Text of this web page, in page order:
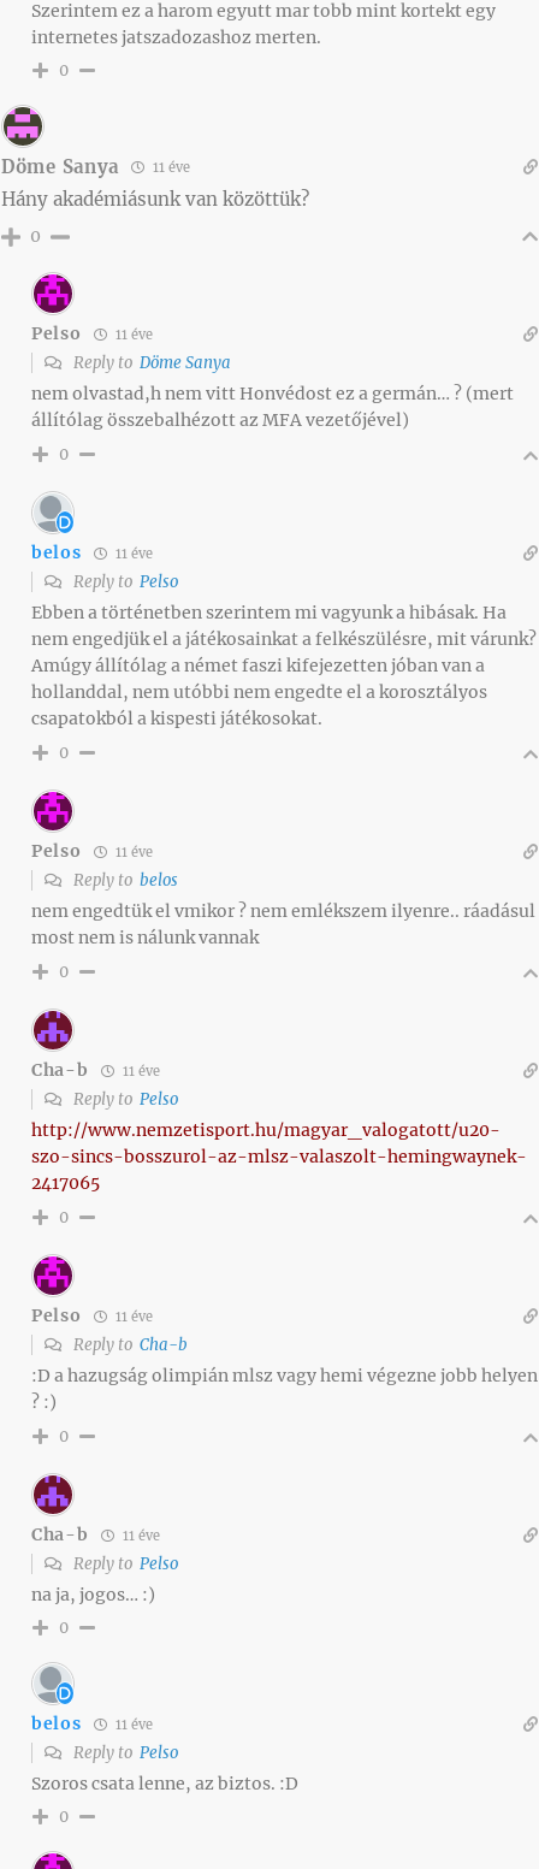
Szerintem ez a harom egyutt mar tobb mint kortekt egy
internetes jatszadozashoz merten.
0
Döme Sanya 11 éve
Hány akadémiásunk van közöttük?
0
Pelso 11 éve
Reply to Döme Sanya
nem olvastad,h nem vitt Honvédost ez a germán… ? (mert
állítólag összebalhézott az MFA vezetőjével)
0
belos 11 éve
Reply to Pelso
Ebben a történetben szerintem mi vagyunk a hibásak. Ha
nem engedjük el a játékosainkat a felkészülésre, mit várunk?
Amúgy állítólag a német faszi kifejezetten jóban van a
hollanddal, nem utóbbi nem engedte el a korosztályos
csapatokból a kispesti játékosokat.
0
Pelso 11 éve
Reply to belos
nem engedtük el vmikor ? nem emlékszem ilyenre.. ráadásul
most nem is nálunk vannak
0
Cha-b 11 éve
Reply to Pelso
http://www.nemzetisport.hu/magyar_valogatott/u20-
szo-sincs-bosszurol-az-mlsz-valaszolt-hemingwaynek-
2417065
0
Pelso 11 éve
Reply to Cha-b
:D a hazugság olimpián mlsz vagy hemi végezne jobb helyen
? :)
0
Cha-b 11 éve
Reply to Pelso
na ja, jogos… :)
0
belos 11 éve
Reply to Pelso
Szoros csata lenne, az biztos. :D
0